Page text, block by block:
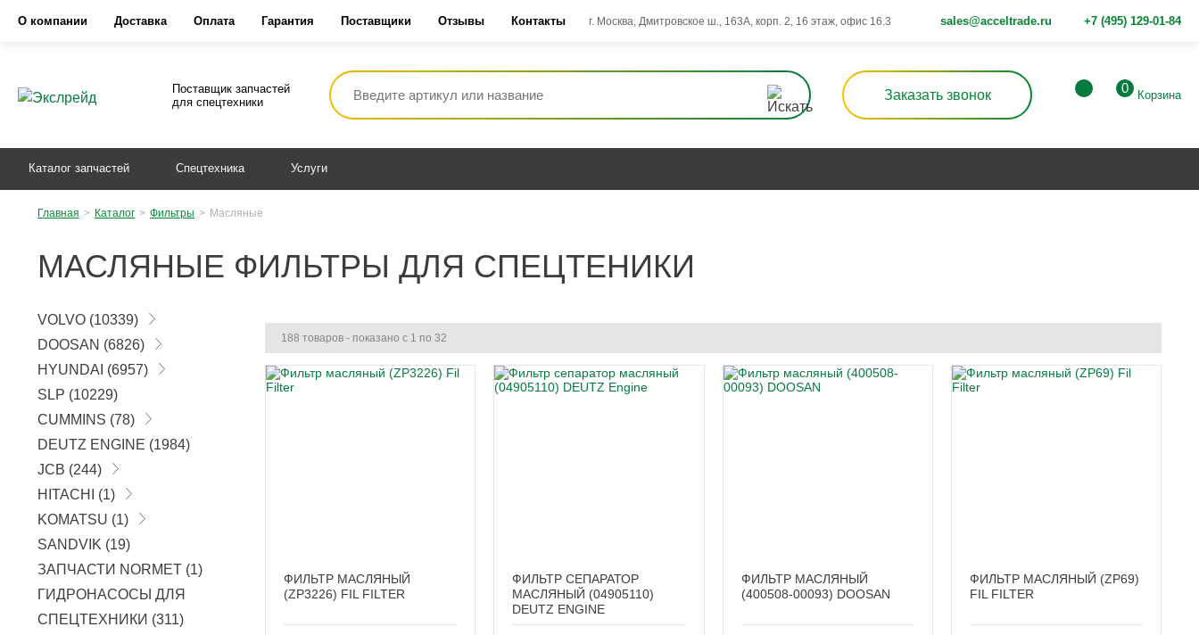
О компании Доставка Оплата Гарантия Поставщики Отзывы Контакты г. Москва, Дмитровское ш., 163А, корп. 2, 16 этаж, офис 16.3 sales@acceltrade.ru +7 (495) 129-01-84
Поставщик запчастей
для спецтехники
Заказать звонок 0 Корзина
Каталог запчастей Спецтехника Услуги
Главная > Каталог > Фильтры > Масляные
МАСЛЯНЫЕ ФИЛЬТРЫ ДЛЯ СПЕЦТЕНИКИ
VOLVO (10339)
DOOSAN (6826)
HYUNDAI (6957)
SLP (10229)
CUMMINS (78)
DEUTZ ENGINE (1984)
JCB (244)
HITACHI (1)
KOMATSU (1)
SANDVIK (19)
ЗАПЧАСТИ NORMET (1)
ГИДРОНАСОСЫ ДЛЯ
СПЕЦТЕХНИКИ (311)
188 товаров - показано с 1 по 32
ФИЛЬТР МАСЛЯНЫЙ
(ZP3226) FIL FILTER
ФИЛЬТР СЕПАРАТОР
МАСЛЯНЫЙ (04905110)
DEUTZ ENGINE
ФИЛЬТР МАСЛЯНЫЙ
(400508-00093) DOOSAN
ФИЛЬТР МАСЛЯНЫЙ (ZP69)
FIL FILTER